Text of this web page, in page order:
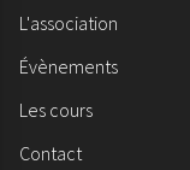
L'association
Évènements
Les cours
Contact